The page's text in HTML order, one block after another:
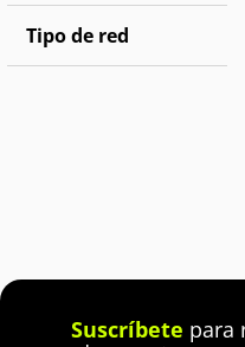
Tipo de red
Suscríbete para